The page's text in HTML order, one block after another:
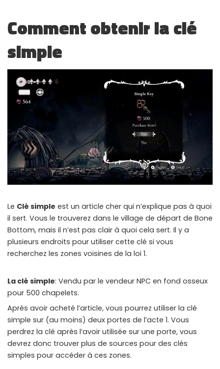
Temporary download keys — grab them fast, they expire
Steam Games Giveaways
Global contests to win full Steam games & gift cards
No promotions, no junk — just pure gaming content
Instant Telegram Delivery
Everything arrives directly — faster than websites or email
Members-Only Content
Exclusive guides & secrets never published anywhere else
Global Community
Join gamers worldwide and get real-time alerts
Comment obtenir la clé
simple
Le Clé simple est un article cher qui n’explique pas à quoi
il sert. Vous le trouverez dans le village de départ de Bone
Bottom, mais il n’est pas clair à quoi cela sert. Il y a
plusieurs endroits pour utiliser cette clé si vous
recherchez les zones voisines de la loi 1.
La clé simple: Vendu par le vendeur NPC en fond osseux
pour 500 chapelets.
Après avoir acheté l’article, vous pourrez utiliser la clé
simple sur (au moins) deux portes de l’acte 1. Vous
perdrez la clé après l’avoir utilisée sur une porte, vous
devrez donc trouver plus de sources pour des clés
simples pour accéder à ces zones.